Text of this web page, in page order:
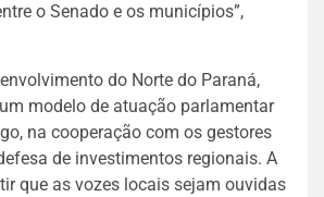
o Senado e os municípios”,
do Norte do Paraná,
modelo de atuação parlamentar
na cooperação com os gestores
de investimentos regionais. A
que as vozes locais sejam ouvidas